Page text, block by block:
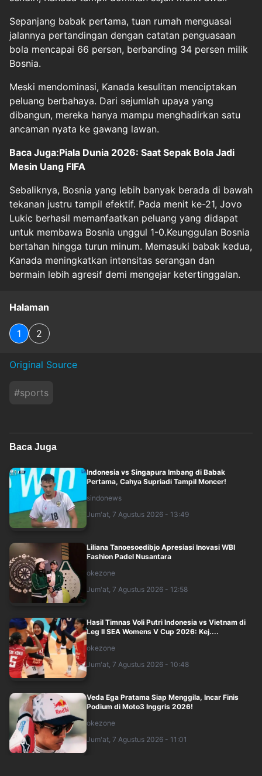
Sepanjang babak pertama, tuan rumah menguasai
jalannya pertandingan dengan catatan penguasaan
bola mencapai 66 persen, berbanding 34 persen milik
Bosnia.
Meski mendominasi, Kanada kesulitan menciptakan
peluang berbahaya. Dari sejumlah upaya yang
dibangun, mereka hanya mampu menghadirkan satu
ancaman nyata ke gawang lawan.
Baca Juga:Piala Dunia 2026: Saat Sepak Bola Jadi
Mesin Uang FIFA
Sebaliknya, Bosnia yang lebih banyak berada di bawah
tekanan justru tampil efektif. Pada menit ke-21, Jovo
Lukic berhasil memanfaatkan peluang yang didapat
untuk membawa Bosnia unggul 1-0.Keunggulan Bosnia
bertahan hingga turun minum. Memasuki babak kedua,
Kanada meningkatkan intensitas serangan dan
bermain lebih agresif demi mengejar ketertinggalan.
Halaman
1 2
Original Source
#sports
Baca Juga
Indonesia vs Singapura Imbang di Babak
Pertama, Cahya Supriadi Tampil Moncer!
sindonews
Jum'at, 7 Agustus 2026 - 13:49
Liliana Tanoesoedibjo Apresiasi Inovasi WBI
Fashion Padel Nusantara
okezone
Jum'at, 7 Agustus 2026 - 12:58
Hasil Timnas Voli Putri Indonesia vs Vietnam di
Leg II SEA Womens V Cup 2026: Kej....
okezone
Jum'at, 7 Agustus 2026 - 10:48
Veda Ega Pratama Siap Menggila, Incar Finis
Podium di Moto3 Inggris 2026!
okezone
Jum'at, 7 Agustus 2026 - 11:01